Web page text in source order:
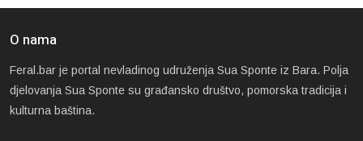
O nama
Feral.bar je portal nevladinog udruženja Sua Sponte iz Bara. Polja
djelovanja Sua Sponte su građansko društvo, pomorska tradicija i
kulturna baština.